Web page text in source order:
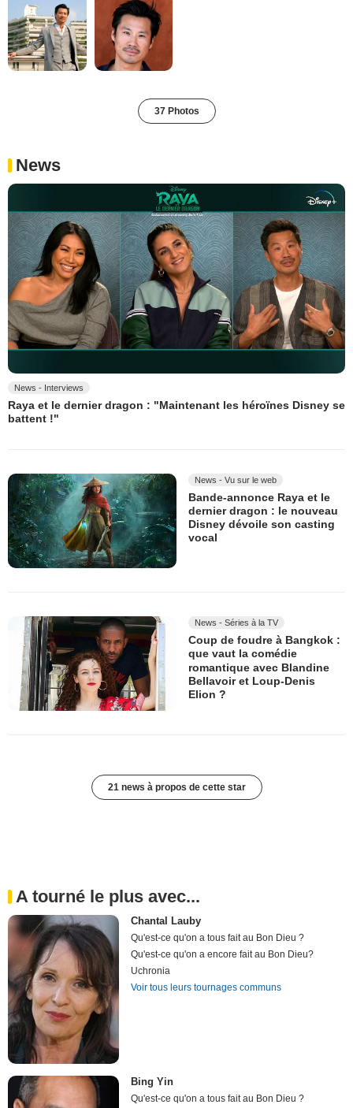
37 Photos
News
News - Interviews
Raya et le dernier dragon : "Maintenant les héroïnes Disney se
battent !"
News - Vu sur le web
Bande-annonce Raya et le
dernier dragon : le nouveau
Disney dévoile son casting
vocal
News - Séries à la TV
Coup de foudre à Bangkok :
que vaut la comédie
romantique avec Blandine
Bellavoir et Loup-Denis
Elion ?
21 news à propos de cette star
A tourné le plus avec...
Chantal Lauby
Qu'est-ce qu'on a tous fait au Bon Dieu ?
Qu'est-ce qu'on a encore fait au Bon Dieu?
Uchronia
Voir tous leurs tournages communs
Bing Yin
Qu'est-ce qu'on a tous fait au Bon Dieu ?